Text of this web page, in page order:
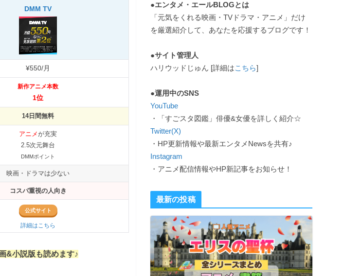
DMM TV
¥550/月
新作アニメ本数
1位
14日間無料
アニメが充実
2.5次元舞台
DMMポイント
映画・ドラマは少ない
コスパ重視の人向き
公式サイト
詳細はこちら
&小説版も読めます♪
●エンタメ・エールBLOGとは
「元気をくれる映画・TVドラマ・アニメ」だけ
を厳選紹介して、あなたを応援するブログです！
●サイト管理人
ハリウッドじゅん [詳細はこちら]
●運用中のSNS
YouTube
・「すごスタ図鑑」俳優&女優を詳しく紹介☆
Twitter(X)
・HP更新情報や最新エンタメNewsを共有♪
Instagram
・アニメ配信情報やHP新記事をお知らせ！
最新の投稿